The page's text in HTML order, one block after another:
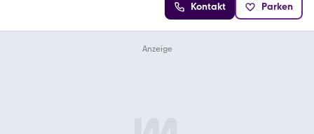
Kontakt Parken